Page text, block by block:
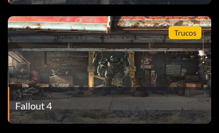
Trucos
Fallout 4